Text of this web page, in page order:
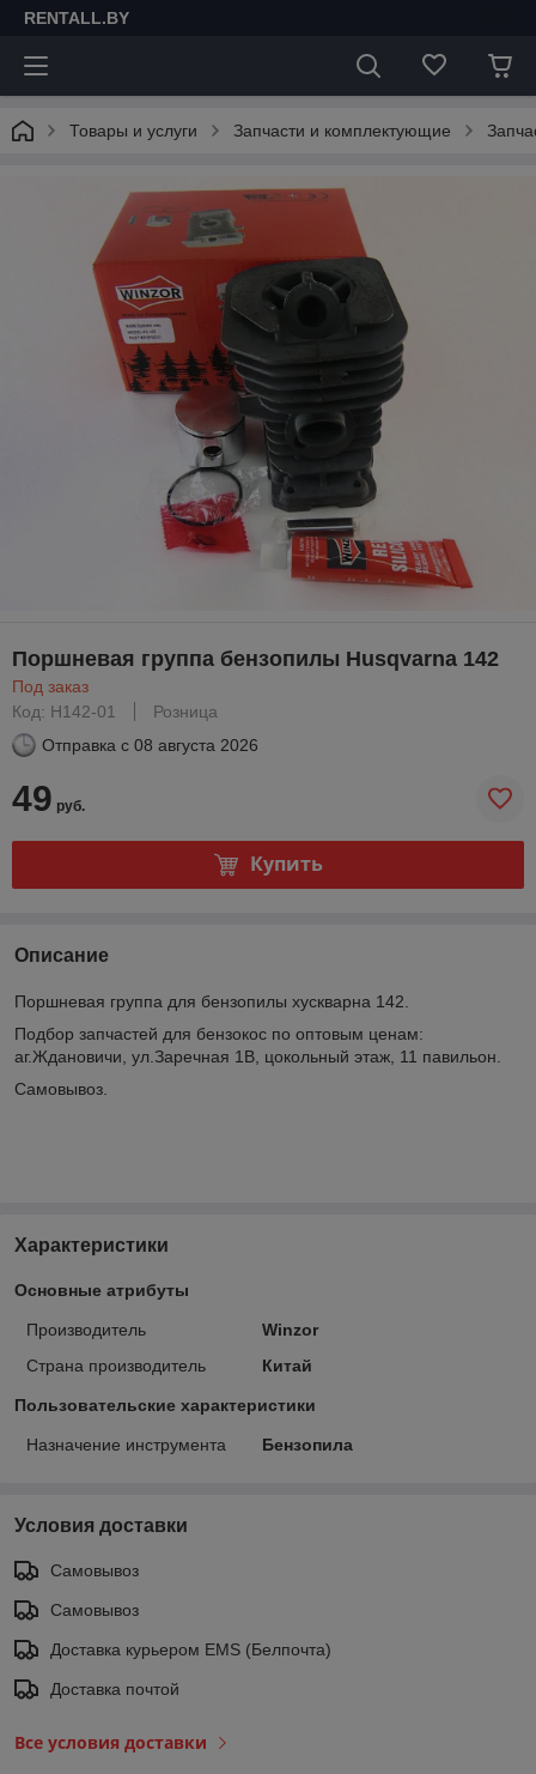
RENTALL.BY
Товары и услуги Запчасти и комплектующие
Поршневая группа бензопилы Husqvarna 142
Под заказ
Код: H142-01
Розница
Отправка с 08 августа 2026
49 руб.
Купить
Описание
Поршневая группа для бензопилы хускварна 142.
Подбор запчастей для бензокос по оптовым ценам:
аг.Ждановичи, ул.Заречная 1В, цокольный этаж, 11 павильон.
Самовывоз.
Характеристики
Основные атрибуты
Производитель
Winzor
Страна производитель
Китай
Пользовательские характеристики
Назначение инструмента Бензопила
Условия доставки
Самовывоз
Самовывоз
Доставка курьером EMS (Белпочта)
Доставка почтой
Все условия доставки